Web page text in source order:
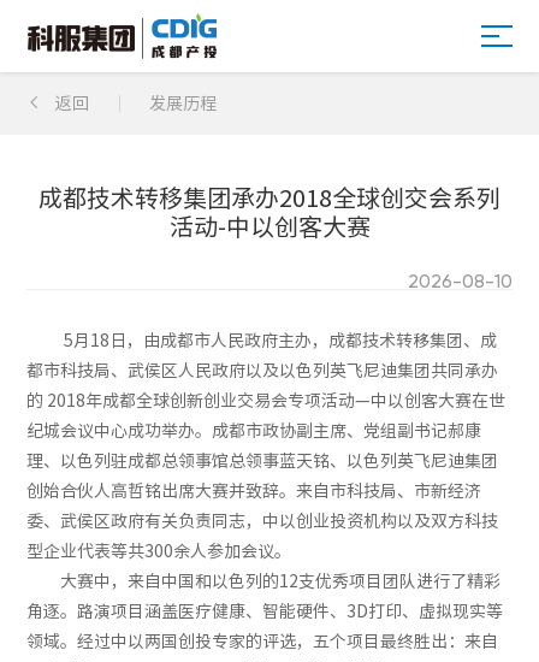
 返回 发展历程
成都技术转移集团承办2018全球创交会系列
活动-中以创客大赛
2026-08-10
5月18日，由成都市人民政府主办，成都技术转移集团、成
都市科技局、武侯区人民政府以及以色列英飞尼迪集团共同承办
的 2018年成都全球创新创业交易会专项活动—中以创客大赛在世
纪城会议中心成功举办。成都市政协副主席、党组副书记郝康
理、以色列驻成都总领事馆总领事蓝天铭、以色列英飞尼迪集团
创始合伙人高哲铭出席大赛并致辞。来自市科技局、市新经济
委、武侯区政府有关负责同志，中以创业投资机构以及双方科技
型企业代表等共300余人参加会议。
大赛中，来自中国和以色列的12支优秀项目团队进行了精彩
角逐。路演项目涵盖医疗健康、智能硬件、3D打印、虚拟现实等
领域。经过中以两国创投专家的评选，五个项目最终胜出：来自